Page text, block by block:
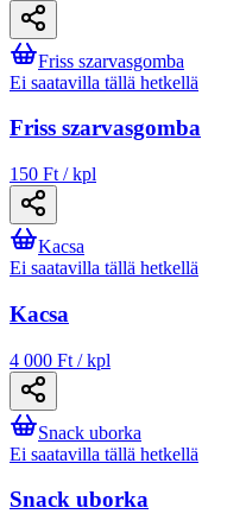
Friss szarvasgomba
Ei saatavilla tällä hetkellä
Friss szarvasgomba
150 Ft / kpl
Kacsa
Ei saatavilla tällä hetkellä
Kacsa
4 000 Ft / kpl
Snack uborka
Ei saatavilla tällä hetkellä
Snack uborka